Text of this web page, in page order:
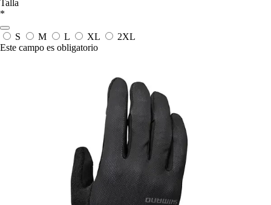
Talla
*
S M L XL
2XL
Este campo es obligatorio